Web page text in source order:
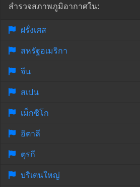
สำรวจสภาพภูมิอากาศใน:
ฝรั่งเศส
สหรัฐอเมริกา
จีน
สเปน
เม็กซิโก
อิตาลี
ตุรกี
บริเตนใหญ่